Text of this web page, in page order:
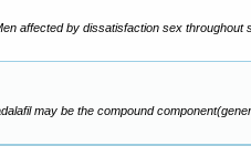
affected by dissatisfaction sex
may be the compound